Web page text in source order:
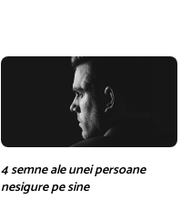
4 semne ale unei persoane
nesigure pe sine